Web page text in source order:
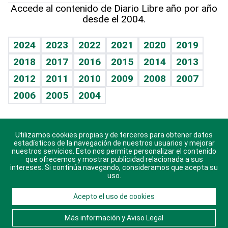
Vida y familia
Eñe
Celebrando la vida
Sin complejos
En pocas palabras
Escuchando al corazón
Economía Personal
BRV
TBT Deportivo
Más firmas
Guía del dinero
Horóscopos
Juegos
Accede al contenido de Diario Libre año por año
desde el 2004.
2024 2023 2022 2021 2020
2019
2018
2017 2016 2015 2014
2013
2012
2011 2010 2009 2008
2007
2006
2005 2004
Descarga nuestras aplicaciones para Android, iOS y
sistema Huawei.
© 2021 Diario Libre, todos los derechos reservados.
Consulta elAviso Legal. Ponte en Contacto
Utilizamos cookies propias y de terceros para obtener datos
estadísticos de la navegación de nuestros usuarios y mejorar
nuestros servicios. Esto nos permite personalizar el contenido
que ofrecemos y mostrar publicidad relacionada a sus
intereses. Si continúa navegando, consideramos que acepta su
uso.
Acepto el uso de cookies
Más información y Aviso Legal